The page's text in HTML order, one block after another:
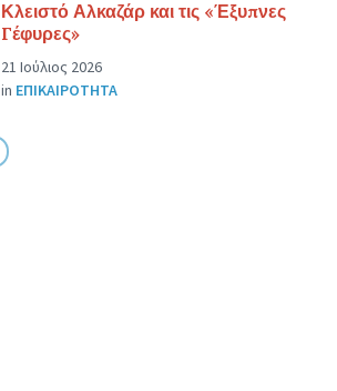
Κλειστό Αλκαζάρ και τις «Έξυπνες
Γέφυρες»
21 Ιούλιος 2026
in ΕΠΙΚΑΙΡΟΤΗΤΑ